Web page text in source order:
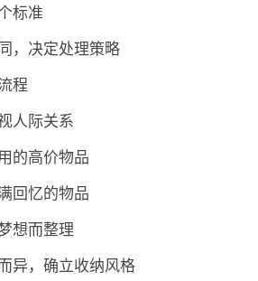
标准
，决定处理策略
程
人际关系
的高价物品
回忆的物品
想而整理
异，确立收纳风格